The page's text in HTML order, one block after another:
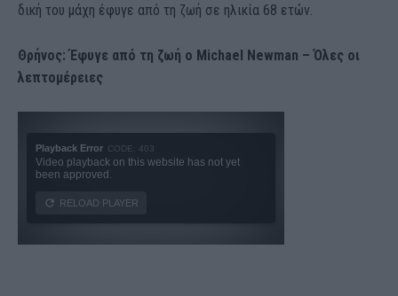
δική του μάχη έφυγε από τη ζωή σε ηλικία 68 ετών.
Θρήνος: Έφυγε από τη ζωή ο Michael Newman – Όλες οι
λεπτομέρειες